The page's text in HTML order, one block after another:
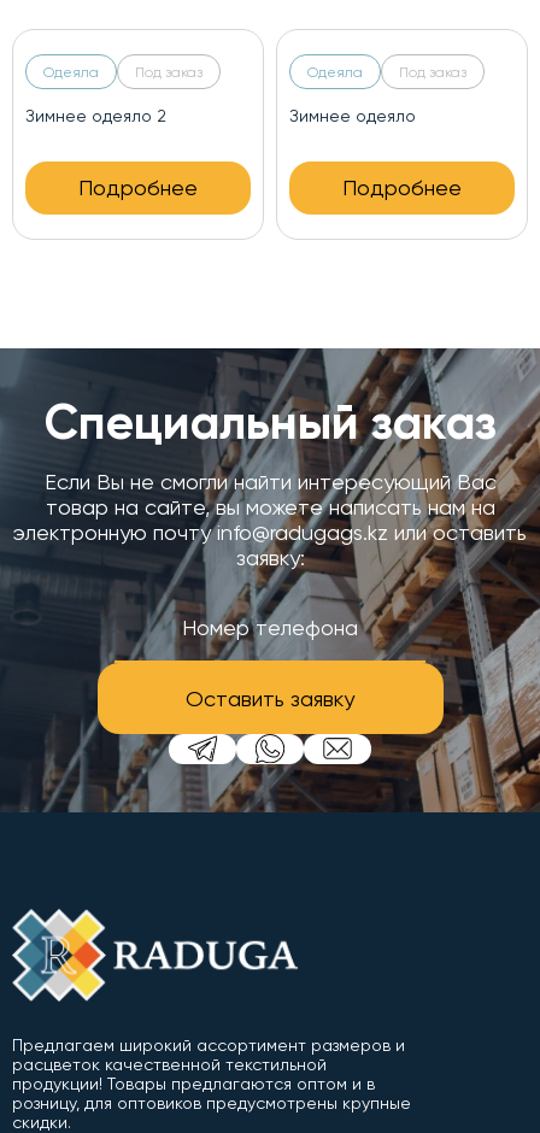
Под заказ
2
Одеяла Под заказ
Зимнее одеяло
Подробнее
Одеяла
Специальный заказ
Если Вы не смогли найти интересующий Вас
товар на сайте, вы можете написать нам на
электронную почту info@radugags.kz или оставить
заявку:
Оставить заявку
Предлагаем широкий ассортимент размеров и
расцветок качественной текстильной
продукции! Товары предлагаются оптом и в
розницу, для оптовиков предусмотрены крупные
скидки.